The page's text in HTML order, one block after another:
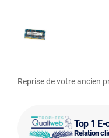
Top 1
Relation
Reprise de votre ancien